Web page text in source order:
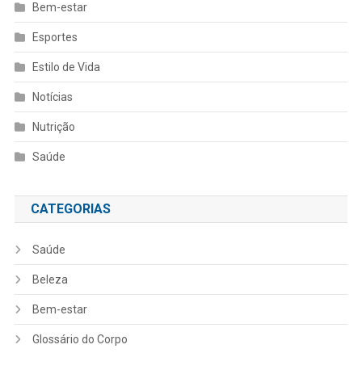
Bem-estar
Esportes
Estilo de Vida
Notícias
Nutrição
Saúde
CATEGORIAS
Saúde
Beleza
Bem-estar
Glossário do Corpo